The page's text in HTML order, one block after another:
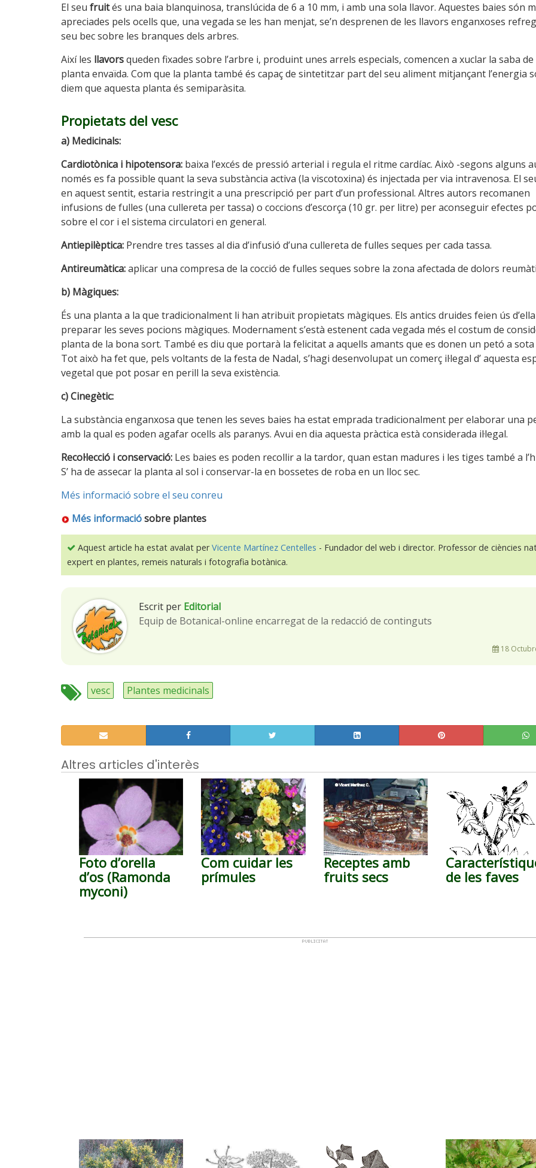
El seu fruités una baia blanquinosa, translúcida de 6 a 10 mm, i amb una sola llavor. Aquestes baies són
apreciades pels ocells que, una vegada se les han menjat, se’n desprenen de les llavors enganxoses
seu bec sobre les branques dels arbres.
Així les llavorsqueden fixades sobre l’arbre i, produint unes arrels especials, comencen a xuclar la saba de
planta envaïda. Com que la planta també és capaç de sintetitzar part del seu aliment mitjançant l’energia
diem que aquesta planta és semiparàsita.
Propietats del vesc
a) Medicinals:
Cardiotònica i hipotensora: baixa l’excés de pressió arterial i regula el ritme cardíac. Això -segons alguns
només es fa possible quant la seva substància activa (la viscotoxina) és injectada per via intravenosa. El
en aquest sentit, estaria restringit a una prescripció per part d’un professional. Altres autors recomanen
infusions de fulles (una cullereta per tassa) o coccions d’escorça (10 gr. per litre) per aconseguir efectes
sobre el cor i el sistema circulatori en general.
Antiepilèptica: Prendre tres tasses al dia d’infusió d’una cullereta de fulles seques per cada tassa.
Antireumàtica:aplicar una compresa de la cocció de fulles seques sobre la zona afectada de dolors
b) Màgiques:
És una planta a la que tradicionalment li han atribuït propietats màgiques. Els antics druides feien ús
preparar les seves pocions màgiques. Modernament s’està estenent cada vegada més el costum de
planta de la bona sort. També es diu que portarà la felicitat a aquells amants que es donen un petó a sota
Tot això ha fet que, pels voltants de la festa de Nadal, s’hagi desenvolupat un comerç il·legal d’ aquesta
vegetal que pot posar en perill la seva existència.
c) Cinegètic:
La substància enganxosa que tenen les seves baies ha estat emprada tradicionalment per elaborar una
amb la qual es poden agafar ocells als paranys. Avui en dia aquesta pràctica està considerada il·legal.
Recol·lecció i conservació: Les baies es poden recollir a la tardor, quan estan madures i les tiges també a
S’ ha de assecar la planta al sol i conservar-la en bossetes de roba en un lloc sec.
Més informació sobre el seu conreu
Més informaciósobre plantes
Aquest article ha estat avalat perVicente Martínez Centelles - Fundador del web i director. Professor de ciències
expert en plantes, remeis naturals i fotografia botànica.
Escrit per Editorial
Equip de Botanical-online encarregat de la redacció de continguts
18
vesc Plantes medicinals
Altres articles d'interès
Foto d’orella
d’os (Ramonda
myconi)
Com cuidar les
prímules
Receptes amb
fruits secs
de les faves